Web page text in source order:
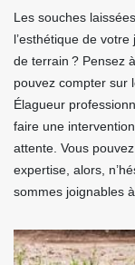
Les souches
l’esthétique de
de terrain ? Pensez
pouvez compter sur
Élagueur
faire une
attente. Vous
expertise, alors,
sommes joignables